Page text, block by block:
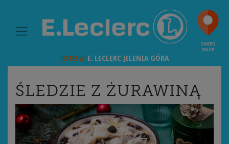
MAIN NAVIGATION
ZMIEŃ
SKLEP
JESTEŚ W:E. LECLERC JELENIA GÓRA
ŚLEDZIE Z ŻURAWINĄ